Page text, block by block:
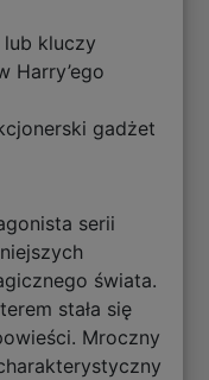
kluczy
Harry’ego
gadżet
serii
świata.
stała się
Mroczny